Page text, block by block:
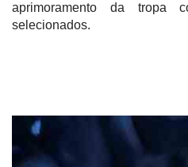
aprimoramento da tropa
selecionados.